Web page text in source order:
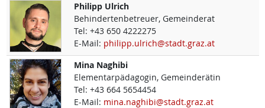
Philipp Ulrich
Behindertenbetreuer, Gemeinderat
Tel: +43 650 4222275
E-Mail: philipp.ulrich@stadt.graz.at
Mina Naghibi
Elementarpädagogin, Gemeinderätin
Tel: +43 664 5654454
E-Mail: mina.naghibi@stadt.graz.at